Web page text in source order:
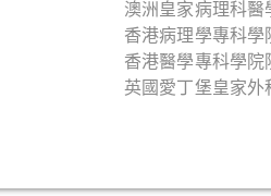
澳洲皇家病理科
香港病理學專科學
香港醫學專科學院
英國愛丁堡皇家外